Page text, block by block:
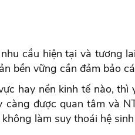
cầu hiện tại và tương
bền vững cần đảm bảo
hay nền kinh tế nào, thì
được quan tâm và
làm suy thoái hệ